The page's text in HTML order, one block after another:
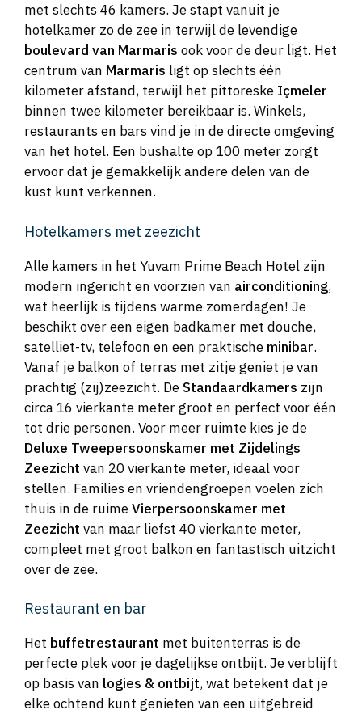
met slechts 46 kamers. Je stapt vanuit je
hotelkamer zo de zee in terwijl de levendige
boulevard van Marmaris ook voor de deur ligt. Het
centrum van Marmaris ligt op slechts één
kilometer afstand, terwijl het pittoreske Içmeler
binnen twee kilometer bereikbaar is. Winkels,
restaurants en bars vind je in de directe omgeving
van het hotel. Een bushalte op 100 meter zorgt
ervoor dat je gemakkelijk andere delen van de
kust kunt verkennen.
Hotelkamers met zeezicht
Alle kamers in het Yuvam Prime Beach Hotel zijn
modern ingericht en voorzien van airconditioning,
wat heerlijk is tijdens warme zomerdagen! Je
beschikt over een eigen badkamer met douche,
satelliet-tv, telefoon en een praktische minibar.
Vanaf je balkon of terras met zitje geniet je van
prachtig (zij)zeezicht. DeStandaardkamers zijn
circa 16 vierkante meter groot en perfect voor één
tot drie personen. Voor meer ruimte kies je de
Deluxe Tweepersoonskamer met Zijdelings
Zeezicht van 20 vierkante meter, ideaal voor
stellen. Families en vriendengroepen voelen zich
thuis in de ruimeVierpersoonskamer met
Zeezicht van maar liefst 40 vierkante meter,
compleet met groot balkon en fantastisch uitzicht
over de zee.
Restaurant en bar
Het buffetrestaurant met buitenterras is de
perfecte plek voor je dagelijkse ontbijt. Je verblijft
op basis van logies & ontbijt, wat betekent dat je
elke ochtend kunt genieten van een uitgebreid